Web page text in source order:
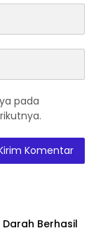
pada
Darah Berhasil